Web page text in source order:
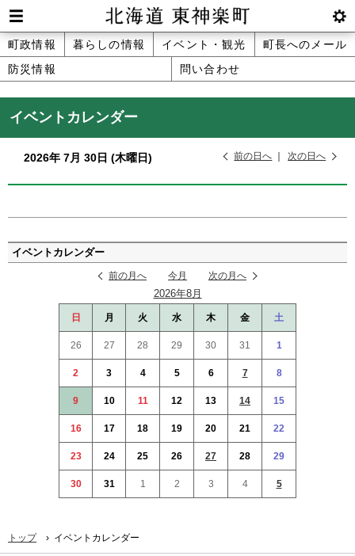
本
文
へ
メ
Men
u
btnS
ettin
北海道 東神楽町 Hokkaido
メ
ニ
ュ
町政情報 暮らしの情報 イベント・観光
町長へのメール
防災情報
問い合わせ
イベントカレンダー
2026年 7月 30日 (木曜日) 前の日へ 次の日へ
ー
ジ
イベントカレンダー
前の月へ 今月 次の月へ
2026年8月
日 月 火 水 木 金 土
26 27 28 29 30 31 1
2 3 4 5 6 7 8
9 10 11 12 13 14 15
16 17 18 19 20 21 22
23 24 25 26 27 28 29
30 31 1 2 3 4 5
トップ › イベントカレンダー